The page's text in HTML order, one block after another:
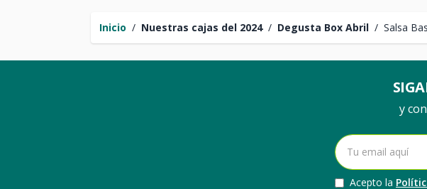
Inicio / Nuestras cajas del 2024 / Degusta Box Abril / Salsa
y
Acepto la